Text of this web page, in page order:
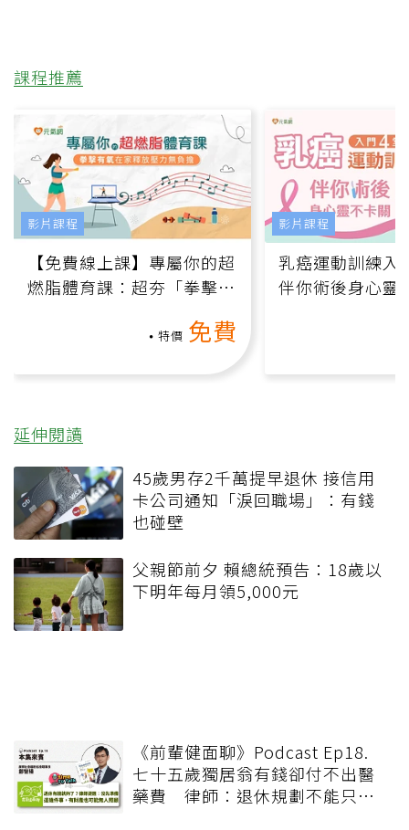
課程推薦
【免費線上課】專屬你的超
燃脂體育課：超夯「拳擊有
特價 免費
影片課程
乳癌運動訓練入
伴你術後身心靈
影片課程
延伸閱讀
45歲男存2千萬提早退休 接信用
卡公司通知「淚回職場」：有錢
也碰壁
父親節前夕 賴總統預告：18歲以
下明年每月領5,000元
《前輩健面聊》Podcast Ep18.
七十五歲獨居翁有錢卻付不出醫
藥費 律師：退休規劃不能只有